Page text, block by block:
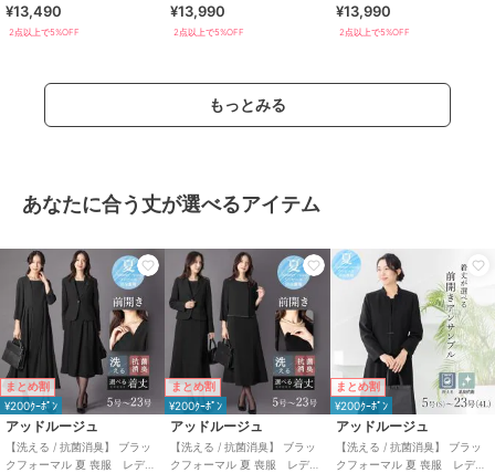
ース パンツ 5号～23号
¥13,490
2点以上で5%OFF
ース 着丈が選べる 5号～23
号
¥13,990
2点以上で5%OFF
ース 着丈が選べる 5号～23
号
¥13,990
2点以上で5%OFF
もっとみる
あなたに合う丈が選べるアイテム
まとめ割
¥200ｸｰﾎﾟﾝ
アッドルージュ
【洗える / 抗菌消臭】 ブラッ
クフォーマル 夏 喪服 レディ
まとめ割
¥200ｸｰﾎﾟﾝ
アッドルージュ
【洗える / 抗菌消臭】 ブラッ
クフォーマル 夏 喪服 レディ
まとめ割
¥200ｸｰﾎﾟﾝ
アッドルージュ
【洗える / 抗菌消臭】 ブラッ
クフォーマル 夏 喪服 レディ